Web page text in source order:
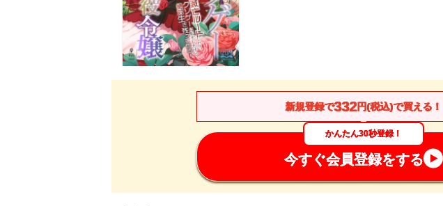
新規登録で332円(税込)で買える！
かんたん30秒登録！
今すぐ会員登録をする